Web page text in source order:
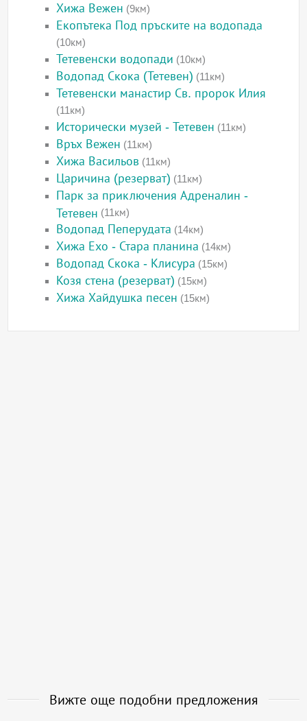
Хижа Вежен (9км)
Екопътека Под пръските на водопада
(10км)
Тетевенски водопади (10км)
Водопад Скока (Тетевен) (11км)
Тетевенски манастир Св. пророк Илия
(11км)
Исторически музей - Тетевен (11км)
Връх Вежен (11км)
Хижа Васильов (11км)
Царичина (резерват) (11км)
Парк за приключения Адреналин -
Тетевен (11км)
Водопад Пеперудата (14км)
Хижа Ехо - Стара планина (14км)
Водопад Скока - Клисура (15км)
Козя стена (резерват) (15км)
Хижа Хайдушка песен (15км)
Вижте още подобни предложения